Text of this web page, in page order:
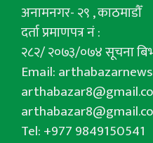
अनामनगर- २९ , काठमाडौँ
दर्ता प्रमाणपत्र नं :
२८२/ २०७३/०७४ सूचना
Email:
Tel: +977 9849150541